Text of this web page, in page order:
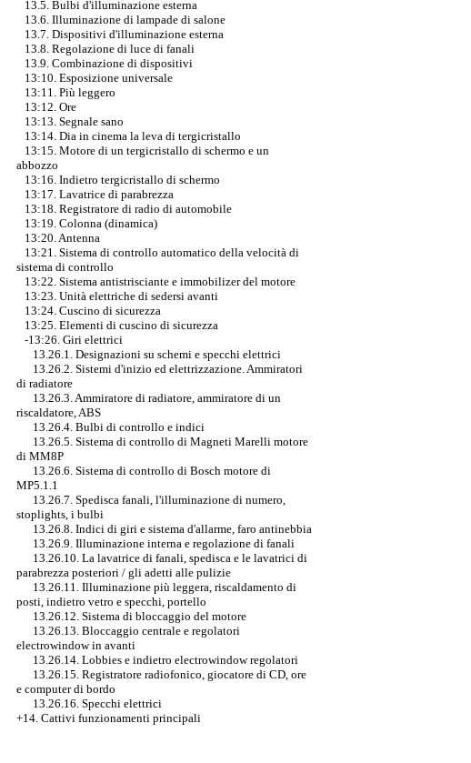
13.5. Bulbi d'illuminazione esterna
13.6. Illuminazione di lampade di salone
13.7. Dispositivi d'illuminazione esterna
13.8. Regolazione di luce di fanali
13.9. Combinazione di dispositivi
13:10. Esposizione universale
13:11. Più leggero
13:12. Ore
13:13. Segnale sano
13:14. Dia in cinema la leva di tergicristallo
13:15. Motore di un tergicristallo di schermo e un
abbozzo
13:16. Indietro tergicristallo di schermo
13:17. Lavatrice di parabrezza
13:18. Registratore di radio di automobile
13:19. Colonna (dinamica)
13:20. Antenna
13:21. Sistema di controllo automatico della velocità di
sistema di controllo
13:22. Sistema antistrisciante e immobilizer del motore
13:23. Unità elettriche di sedersi avanti
13:24. Cuscino di sicurezza
13:25. Elementi di cuscino di sicurezza
-13:26. Giri elettrici
13.26.1. Designazioni su schemi e specchi elettrici
13.26.2. Sistemi d'inizio ed elettrizzazione. Ammiratori
di radiatore
13.26.3. Ammiratore di radiatore, ammiratore di un
riscaldatore, ABS
13.26.4. Bulbi di controllo e indici
13.26.5. Sistema di controllo di Magneti Marelli motore
di MM8P
13.26.6. Sistema di controllo di Bosch motore di
MP5.1.1
13.26.7. Spedisca fanali, l'illuminazione di numero,
stoplights, i bulbi
13.26.8. Indici di giri e sistema d'allarme, faro antinebbia
13.26.9. Illuminazione interna e regolazione di fanali
13.26.10. La lavatrice di fanali, spedisca e le lavatrici di
parabrezza posteriori / gli adetti alle pulizie
13.26.11. Illuminazione più leggera, riscaldamento di
posti, indietro vetro e specchi, portello
13.26.12. Sistema di bloccaggio del motore
13.26.13. Bloccaggio centrale e regolatori
electrowindow in avanti
13.26.14. Lobbies e indietro electrowindow regolatori
13.26.15. Registratore radiofonico, giocatore di CD, ore
e computer di bordo
13.26.16. Specchi elettrici
+14. Cattivi funzionamenti principali